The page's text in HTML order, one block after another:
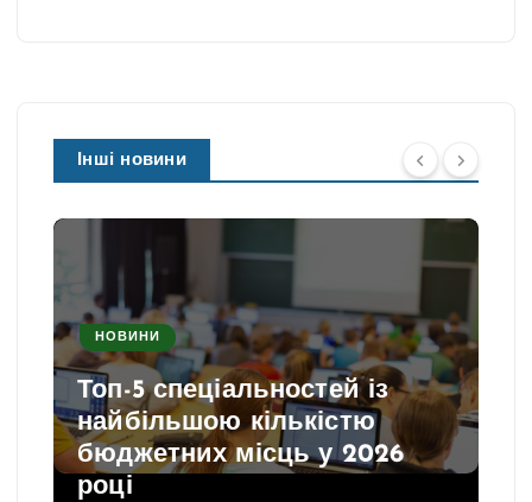
Інші новини
НОВИНИ
Топ-5 спеціальностей із
найбільшою кількістю
бюджетних місць у 2026
році